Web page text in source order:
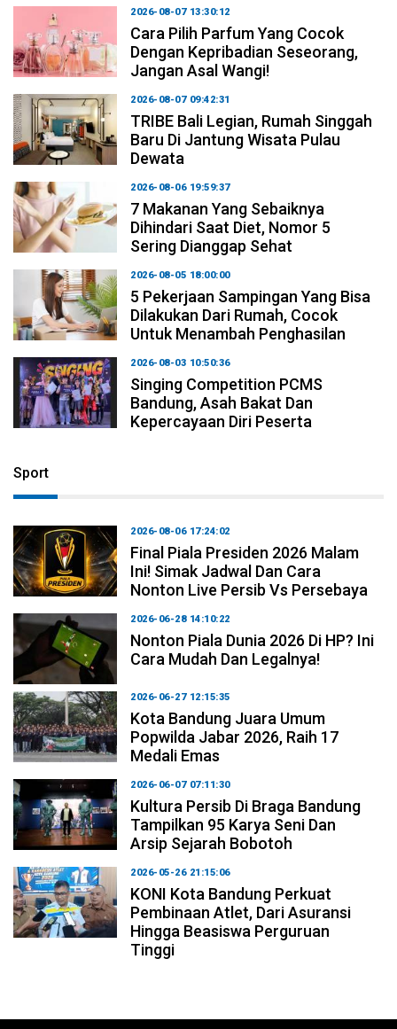
2026-08-07 13:30:12
Cara Pilih Parfum Yang Cocok
Dengan Kepribadian Seseorang,
Jangan Asal Wangi!
2026-08-07 09:42:31
TRIBE Bali Legian, Rumah Singgah
Baru Di Jantung Wisata Pulau
Dewata
2026-08-06 19:59:37
7 Makanan Yang Sebaiknya
Dihindari Saat Diet, Nomor 5
Sering Dianggap Sehat
2026-08-05 18:00:00
5 Pekerjaan Sampingan Yang Bisa
Dilakukan Dari Rumah, Cocok
Untuk Menambah Penghasilan
2026-08-03 10:50:36
Singing Competition PCMS
Bandung, Asah Bakat Dan
Kepercayaan Diri Peserta
Sport
2026-08-06 17:24:02
Final Piala Presiden 2026 Malam
Ini! Simak Jadwal Dan Cara
Nonton Live Persib Vs Persebaya
2026-06-28 14:10:22
Nonton Piala Dunia 2026 Di HP? Ini
Cara Mudah Dan Legalnya!
2026-06-27 12:15:35
Kota Bandung Juara Umum
Popwilda Jabar 2026, Raih 17
Medali Emas
2026-06-07 07:11:30
Kultura Persib Di Braga Bandung
Tampilkan 95 Karya Seni Dan
Arsip Sejarah Bobotoh
2026-05-26 21:15:06
KONI Kota Bandung Perkuat
Pembinaan Atlet, Dari Asuransi
Hingga Beasiswa Perguruan
Tinggi